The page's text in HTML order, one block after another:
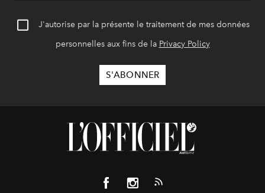
J'autorise par la présente le traitement de mes données
personnelles aux fins de la Privacy Policy